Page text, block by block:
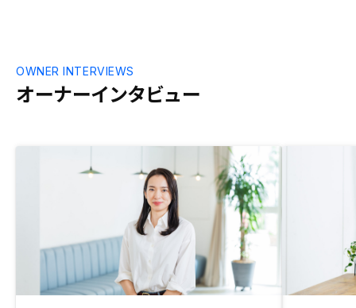
オーナーインタビュー
OWNER INTERVIEWS